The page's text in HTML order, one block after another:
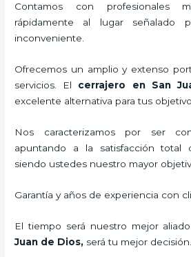
Contamos con profesionales
rápidamente al lugar señalado
inconveniente.
Ofrecemos un amplio y extenso
servicios. El cerrajero en San
excelente alternativa para tus
Nos caracterizamos por ser
apuntando a la satisfacción total
siendo ustedes nuestro mayor
Garantía y años de experiencia con
El tiempo será nuestro mejor
Juan de Dios, será tu mejor decisión.